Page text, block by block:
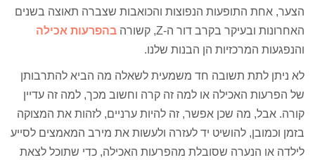
הצער, אחת התופעות הנפוצות והכואבות שצברה תאוצה בשנים
האחרונות ובעיקר בקרב דור ה-Z, קשורה
בהפרעות אכילה
והנפגעות המרכזיות הן הבנות שלנו.
לא ניתן לתת תשובה חד משמעית לשאלה מה הביא להתרבותן
של הפרעות האכילה או למה זה קרה וחשוב מכך, למה זה עדיין
קורה. אבל, מה שכן אפשר, זה להיות ערניים, לזהות את המצוקה
בזמן וכמובן, להושיט יד לעזרה ולעשות את מירב המאמצים לסייע
לילדה או הנערה שסובלת מהפרעות האכילה, כדי שתוכל לצאת